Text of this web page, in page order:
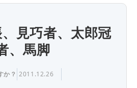
、見巧者、太郎冠
、馬脚
か？ 2011.12.26